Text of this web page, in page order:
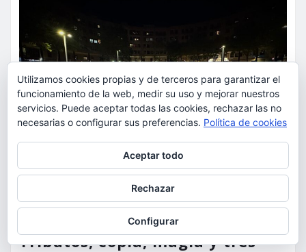
CULTURA
Tributos, copla, magia y tres
Utilizamos cookies propias y de terceros para garantizar el
funcionamiento de la web, medir su uso y mejorar nuestros
servicios. Puede aceptar todas las cookies, rechazar las no
necesarias o configurar sus preferencias. Política de cookies
Aceptar todo
Rechazar
Configurar
Para obtener más información, incluido cómo gestionar las cookies,